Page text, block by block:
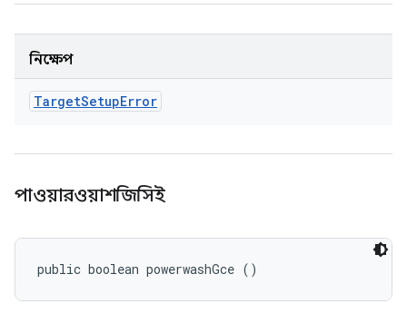
নিক্ষেপ
TargetSetupError
পাওয়ারওয়াশজিসিই
public boolean powerwashGce ()